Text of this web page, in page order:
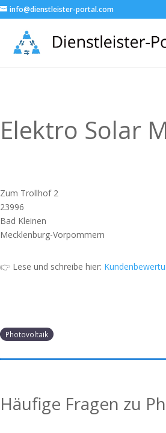
info@dienstleister-portal.com
Elektro Solar
Zum Trollhof 2
23996
Bad Kleinen
Mecklenburg-Vorpommern
👉 Lese und schreibe hier:
Photovoltaik
Häufige Fragen zu